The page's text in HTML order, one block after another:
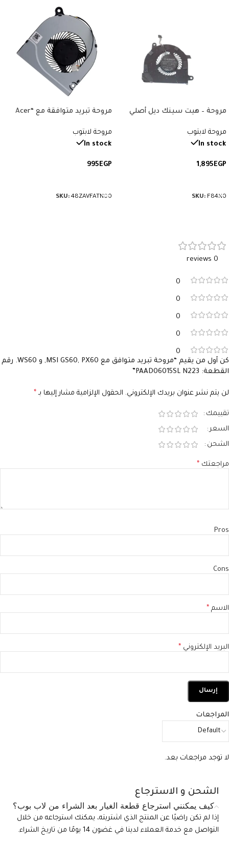
مروحة – هيت سينك ديل أصلي
رقم القطعة: F84N0.
مروحة لابتوب
In stock
1,895EGP
SKU: F84N0
مروحة تبريد متوافقة مع “Acer
A517, A615, A314-31, A315-21, A315-
31”. رقم القطعة: 48ZAVFATN00.
مروحة لابتوب
In stock
995EGP
SKU: 48ZAVFATN00
0 reviews
0
0
0
0
0
المراجعات
لا توجد مراجعات بعد.
كن أول من يقيم “مروحة تبريد متوافق مع MSI GS60, PX60, و WS60. رقم
القطعة: PAAD06015SL N223”
لن يتم نشر عنوان بريدك الإلكتروني. الحقول الإلزامية مشار إليها بـ *
تقييمك
السعر
الشحن
مراجعتك *
Pros
Cons
الاسم *
البريد الإلكتروني *
الشحن و الاسترجاع
كيف يمكنني استرجاع قطعة الغيار بعد الشراء من لاب بوب؟
إذا لم تكن راضيًا عن المنتج الذي اشتريته، يمكنك استرجاعه من خلال
التواصل مع خدمة العملاء لدينا في غضون 14 يومًا من تاريخ الشراء.